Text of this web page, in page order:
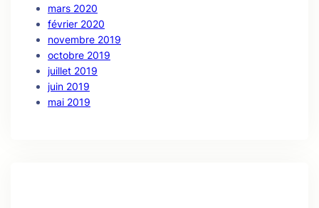
mars 2020
février 2020
novembre 2019
octobre 2019
juillet 2019
juin 2019
mai 2019